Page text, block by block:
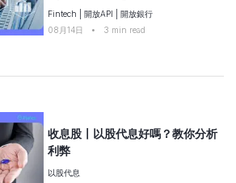
Fintech 開放API
開放銀行
08月14日
• 3 min read
收息股〡以股代息好嗎？教你分析
利弊
以股代息